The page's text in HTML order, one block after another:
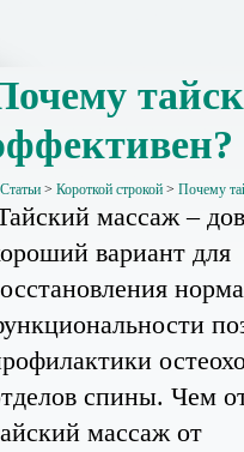
Статьи > Короткой строкой > Почему
массаж –
вариант для
спины. Чем
массаж от